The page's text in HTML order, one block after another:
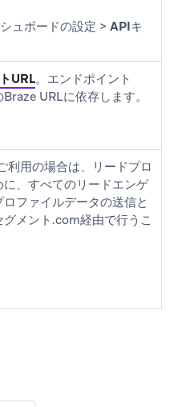
ュボードの設定 > APIキ
URL。エンドポイント
URLに依存します。
利用の場合は、リードプロ
、すべてのリードエンゲ
ファイルデータの送信と
メント.com経由で行うこ